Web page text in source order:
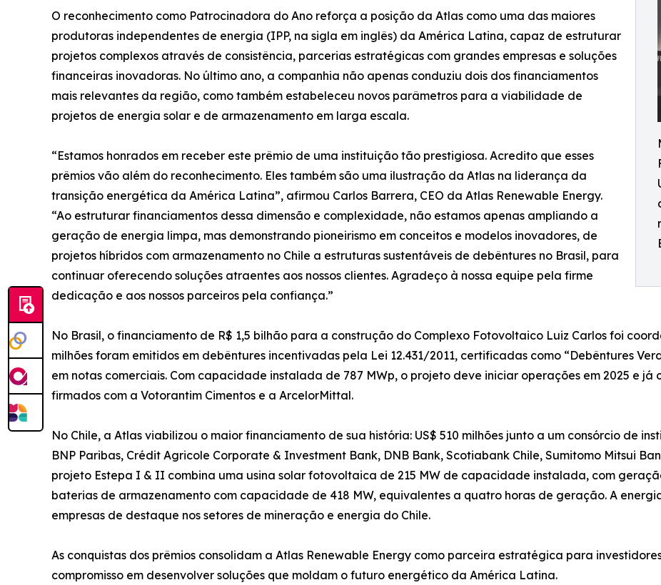
O reconhecimento como Patrocinadora do Ano reforça a posição da Atlas como uma das maiores
produtoras independentes de energia (IPP, na sigla em inglês) da América Latina, capaz de estruturar
projetos complexos através de consistência, parcerias estratégicas com grandes empresas e soluções
financeiras inovadoras. No último ano, a companhia não apenas conduziu dois dos financiamentos
mais relevantes da região, como também estabeleceu novos parâmetros para a viabilidade de
projetos de energia solar e de armazenamento em larga escala.
“Estamos honrados em receber este prêmio de uma instituição tão prestigiosa. Acredito que esses
prêmios vão além do reconhecimento. Eles também são uma ilustração da Atlas na liderança da
transição energética da América Latina”, afirmou Carlos Barrera, CEO da Atlas Renewable Energy.
“Ao estruturar financiamentos dessa dimensão e complexidade, não estamos apenas ampliando a
geração de energia limpa, mas demonstrando pioneirismo em conceitos e modelos inovadores, de
projetos híbridos com armazenamento no Chile a estruturas sustentáveis de debêntures no Brasil, para
continuar oferecendo soluções atraentes aos nossos clientes. Agradeço à nossa equipe pela firme
dedicação e aos nossos parceiros pela confiança.”
No Brasil, o financiamento de R$ 1,5 bilhão para a construção do Complexo Fotovoltaico Luiz Carlos foi
milhões foram emitidos em debêntures incentivadas pela Lei 12.431/2011, certificadas como “Debêntures
em notas comerciais. Com capacidade instalada de 787 MWp, o projeto deve iniciar operações em 2025 e já
firmados com a Votorantim Cimentos e a ArcelorMittal.
No Chile, a Atlas viabilizou o maior financiamento de sua história: US$ 510 milhões junto a um consórcio de
BNP Paribas, Crédit Agricole Corporate & Investment Bank, DNB Bank, Scotiabank Chile, Sumitomo Mitsui
projeto Estepa I & II combina uma usina solar fotovoltaica de 215 MW de capacidade instalada, com
baterias de armazenamento com capacidade de 418 MW, equivalentes a quatro horas de geração. A
empresas de destaque nos setores de mineração e energia do Chile.
As conquistas dos prêmios consolidam a Atlas Renewable Energy como parceira estratégica para
compromisso em desenvolver soluções que moldam o futuro energético da América Latina.